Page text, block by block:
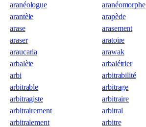
aranéologue
aranéomorphe
arantèle
arapède
arase
arasement
araser
aratoire
araucaria
arawak
arbalète
arbalétrier
arbi
arbitrabilité
arbitrable
arbitrage
arbitragiste
arbitraire
arbitrairement
arbitral
arbitralement
arbitre